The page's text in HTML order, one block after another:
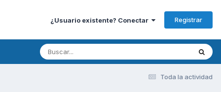
¿Usuario existente? Conectar Registrar
Toda la actividad